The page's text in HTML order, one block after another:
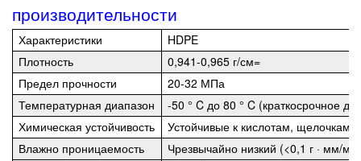
3
3.
Сценарии
применения
и
преимущества
фитингов
производительности
Характеристики
HDPE
Плотность
0,941-0,965 г/см=
Предел прочности
20-32 МПа
Температурная диапазон
-50 ° C до 80 ° C (краткосрочное до
Химическая устойчивость
Устойчивые к кислотам, щелочкам
Влажно проницаемость
Чрезвычайно низкий (<0,1 г · мм/м²